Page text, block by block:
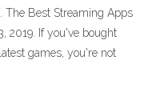
The Best Streaming Apps
2019. If you've bought
games, you're not